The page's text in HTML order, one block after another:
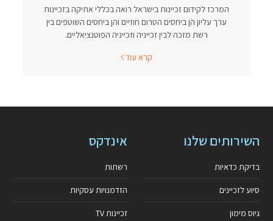
המרכז לקידום זכיינות בישראל רואה בכללי אתיקה בזכיינות
ערך עליון הן ביחסים הטרום חוזיים והן ביחסים השוטפים בין
רשת מזכה לבין זכייניה וזכייניה הפוטנציאליים.
קרא עוד
השירותים שלנו
בדיקת כדאיות
סיוע לזכיינים
גיוס מימון
אינדקס
רשתות
הזדמנויות עסקיות
זכיינות TV